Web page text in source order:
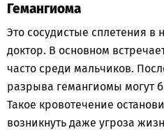
Гемангиома
Это сосудистые сплетения в
доктор. В основном
часто среди мальчиков.
разрыва гемангиомы могут
Такое кровотечение
возникнуть даже угроза